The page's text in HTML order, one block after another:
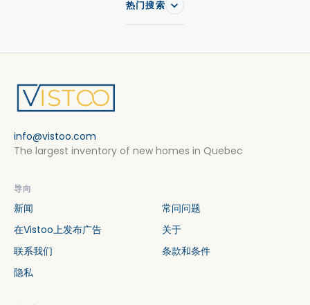
热门搜索
info@vistoo.com
The largest inventory of new homes in Quebec
导向
新闻
常问问题
在Vistoo上发布广告
关于
联系我们
条款和条件
隐私